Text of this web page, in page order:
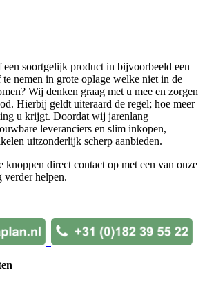
soortgelijk product in bijvoorbeeld een
nemen in grote oplage welke niet in de
Wij denken graag met u mee en zorgen
Hierbij geldt uiteraard de regel; hoe meer
u krijgt. Doordat wij jarenlang
leveranciers en slim inkopen,
uitzonderlijk scherp aanbieden.
knoppen direct contact op met een van onze
verder helpen.